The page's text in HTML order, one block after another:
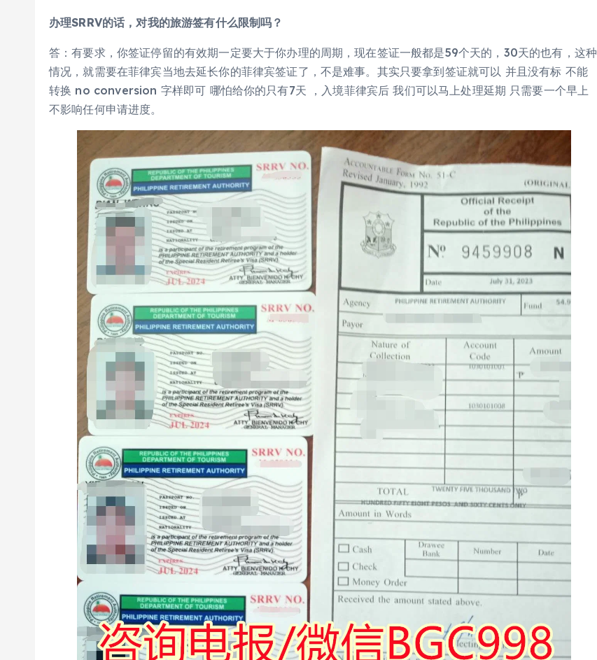
办理SRRV的话，对我的旅游签有什么限制吗？
答：有要求，你签证停留的有效期一定要大于你办理的周期，现在签证一般都是59个天的，30天的也有，这种
情况，就需要在菲律宾当地去延长你的菲律宾签证了，不是难事。其实只要拿到签证就可以 并且没有标 不能
转换 no conversion 字样即可 哪怕给你的只有7天 ，入境菲律宾后 我们可以马上处理延期 只需要一个早上
不影响任何申请进度。